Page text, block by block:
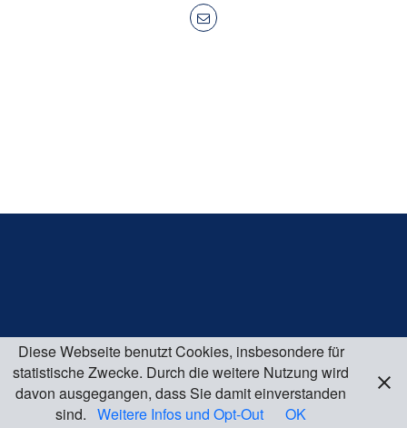
Diese Webseite benutzt Cookies, insbesondere für
statistische Zwecke. Durch die weitere Nutzung wird
davon ausgegangen, dass Sie damit einverstanden
sind. Weitere Infos und Opt-Out OK